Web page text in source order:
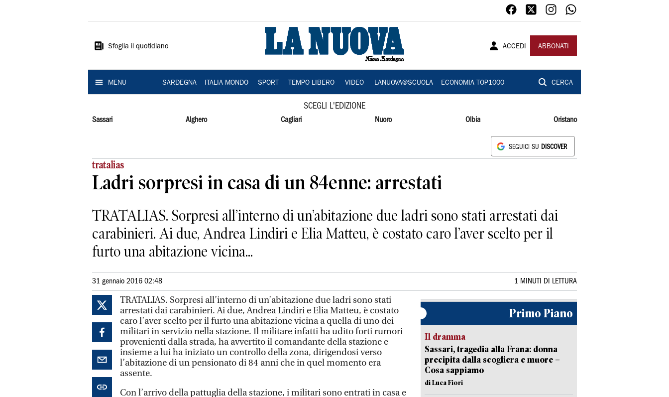
Sardegna
Sfoglia il quotidiano ACCEDI ABBONATI
MENU SARDEGNA ITALIA MONDO SPORT TEMPO LIBERO VIDEO LANUOVA@SCUOLA ECONOMIA TOP1000 CERCA
SCEGLI L'EDIZIONE
Sassari Alghero Cagliari Nuoro Olbia Oristano
SEGUICI SU DISCOVER
tratalias
Ladri sorpresi in casa di un 84enne: arrestati
TRATALIAS. Sorpresi all’interno di un’abitazione due ladri sono stati arrestati dai
carabinieri. Ai due, Andrea Lindiri e Elia Matteu, è costato caro l’aver scelto per il
furto una abitazione vicina...
31 gennaio 2016 02:48 1 MINUTI DI LETTURA
TRATALIAS. Sorpresi all’interno di un’abitazione due ladri sono stati
arrestati dai carabinieri. Ai due, Andrea Lindiri e Elia Matteu, è costato
caro l’aver scelto per il furto una abitazione vicina a quella di uno dei
militari in servizio nella stazione. Il militare infatti ha udito forti rumori
provenienti dalla strada, ha avvertito il comandante della stazione e
insieme a lui ha iniziato un controllo della zona, dirigendosi verso
l’abitazione di un pensionato di 84 anni che in quel momento era
assente.
Con l’arrivo della pattuglia della stazione, i militari sono entrati in casa e
Primo Piano
Il dramma
Sassari, tragedia alla Frana: donna
precipita dalla scogliera e muore –
Cosa sappiamo
di Luca Fiori